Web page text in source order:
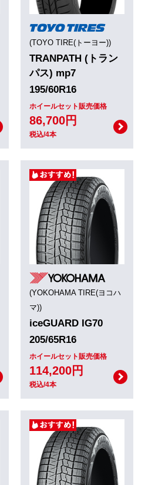
(TOYO TIRE(トーヨー))
TRANPATH (トラン
パス) mp7
195/60R16
ホイールセット販売価格
86,700円
税込/4本
(YOKOHAMA TIRE(ヨコハ
マ))
iceGUARD IG70
205/65R16
ホイールセット販売価格
114,200円
税込/4本